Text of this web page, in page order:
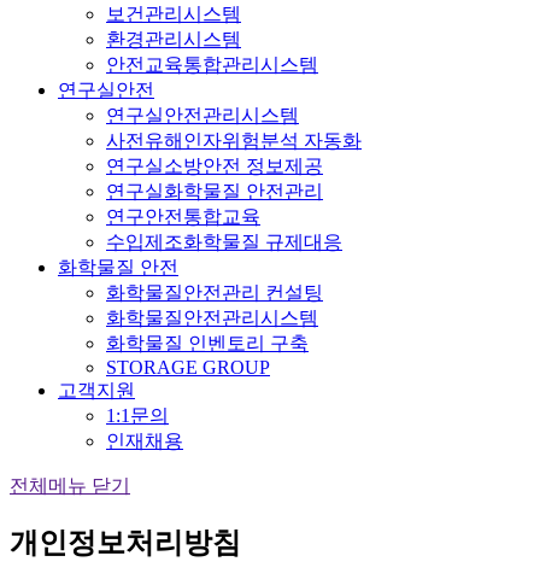
보건관리시스템
환경관리시스템
안전교육통합관리시스템
연구실안전
연구실안전관리시스템
사전유해인자위험분석 자동화
연구실소방안전 정보제공
연구실화학물질 안전관리
연구안전통합교육
수입제조화학물질 규제대응
화학물질 안전
화학물질안전관리 컨설팅
화학물질안전관리시스템
화학물질 인벤토리 구축
STORAGE GROUP
고객지원
1:1문의
인재채용
전체메뉴 닫기
개인정보처리방침